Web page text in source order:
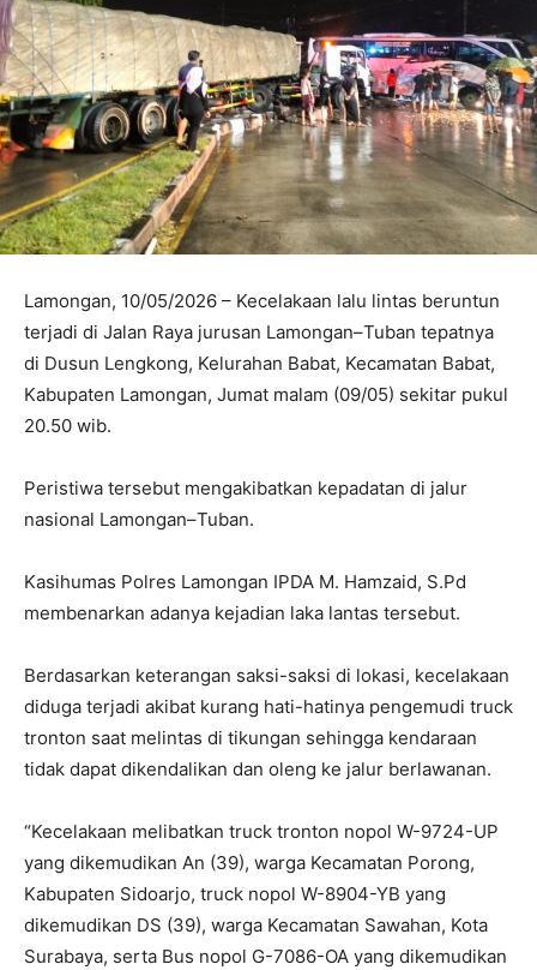
Lamongan, 10/05/2026 – Kecelakaan lalu lintas beruntun
terjadi di Jalan Raya jurusan Lamongan–Tuban tepatnya
di Dusun Lengkong, Kelurahan Babat, Kecamatan Babat,
Kabupaten Lamongan, Jumat malam (09/05) sekitar pukul
20.50 wib.
Peristiwa tersebut mengakibatkan kepadatan di jalur
nasional Lamongan–Tuban.
Kasihumas Polres Lamongan IPDA M. Hamzaid, S.Pd
membenarkan adanya kejadian laka lantas tersebut.
Berdasarkan keterangan saksi-saksi di lokasi, kecelakaan
diduga terjadi akibat kurang hati-hatinya pengemudi truck
tronton saat melintas di tikungan sehingga kendaraan
tidak dapat dikendalikan dan oleng ke jalur berlawanan.
“Kecelakaan melibatkan truck tronton nopol W-9724-UP
yang dikemudikan An (39), warga Kecamatan Porong,
Kabupaten Sidoarjo, truck nopol W-8904-YB yang
dikemudikan DS (39), warga Kecamatan Sawahan, Kota
Surabaya, serta Bus nopol G-7086-OA yang dikemudikan